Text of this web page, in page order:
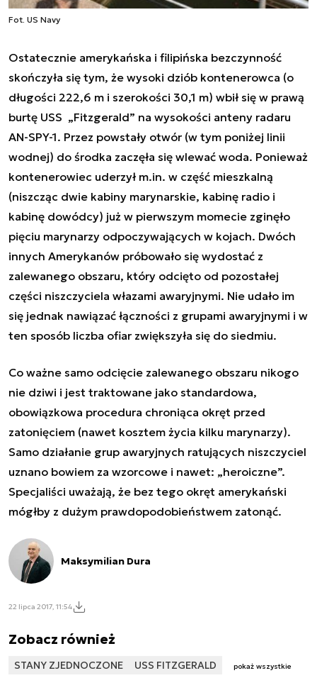
Fot. US Navy
Ostatecznie amerykańska i filipińska bezczynność
skończyła się tym, że wysoki dziób kontenerowca (o
długości 222,6 m i szerokości 30,1 m) wbił się w prawą
burtę USS „Fitzgerald” na wysokości anteny radaru
AN-SPY-1. Przez powstały otwór (w tym poniżej linii
wodnej) do środka zaczęła się wlewać woda. Ponieważ
kontenerowiec uderzył m.in. w część mieszkalną
(niszcząc dwie kabiny marynarskie, kabinę radio i
kabinę dowódcy) już w pierwszym momecie zginęło
pięciu marynarzy odpoczywających w kojach. Dwóch
innych Amerykanów próbowało się wydostać z
zalewanego obszaru, który odcięto od pozostałej
części niszczyciela włazami awaryjnymi. Nie udało im
się jednak nawiązać łączności z grupami awaryjnymi i w
ten sposób liczba ofiar zwiększyła się do siedmiu.
Co ważne samo odcięcie zalewanego obszaru nikogo
nie dziwi i jest traktowane jako standardowa,
obowiązkowa procedura chroniąca okręt przed
zatonięciem (nawet kosztem życia kilku marynarzy).
Samo działanie grup awaryjnych ratujących niszczyciel
uznano bowiem za wzorcowe i nawet: „heroiczne”.
Specjaliści uważają, że bez tego okręt amerykański
mógłby z dużym prawdopodobieństwem zatonąć.
Maksymilian Dura
22 lipca 2017, 11:54
Zobacz również
STANY ZJEDNOCZONE USS FITZGERALD pokaż wszystkie